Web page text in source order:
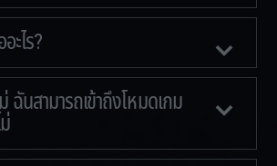
ะไร?
ฉันสามารถเข้าถึงโหมดเกม